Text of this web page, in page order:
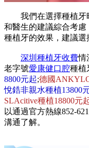
我們在選擇種植牙
和醫生的建議綜合考
種植牙的效果，建議選
深圳種植牙收費情
老字號愛康健口腔種植
8800元起;德國
悅鋯非親水種植13800
SLAcitive種植18800元
以通過官方熱線852-
溝通了解。